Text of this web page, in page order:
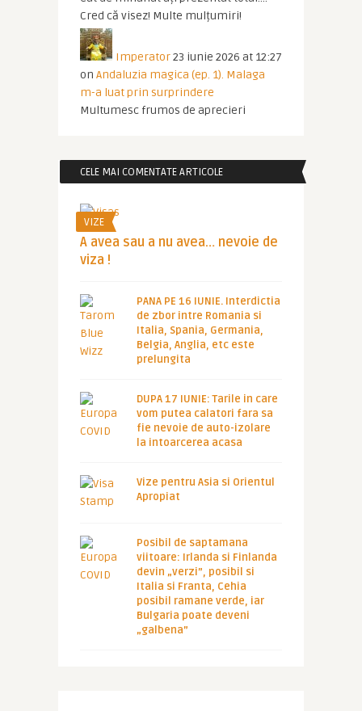
Cred că visez! Multe mulțumiri!
Imperator23 iunie 2026 at 12:27
on Andaluzia magica (ep. 1). Malaga
m-a luat prin surprindere
Multumesc frumos de aprecieri
CELE MAI COMENTATE ARTICOLE
VIZE
A avea sau a nu avea… nevoie de
viza !
PANA PE 16 IUNIE. Interdictia
de zbor intre Romania si
Italia, Spania, Germania,
Belgia, Anglia, etc este
prelungita
DUPA 17 IUNIE: Tarile in care
vom putea calatori fara sa
fie nevoie de auto-izolare
la intoarcerea acasa
Vize pentru Asia si Orientul
Apropiat
Posibil de saptamana
viitoare: Irlanda si Finlanda
devin „verzi”, posibil si
Italia si Franta, Cehia
posibil ramane verde, iar
Bulgaria poate deveni
„galbena”